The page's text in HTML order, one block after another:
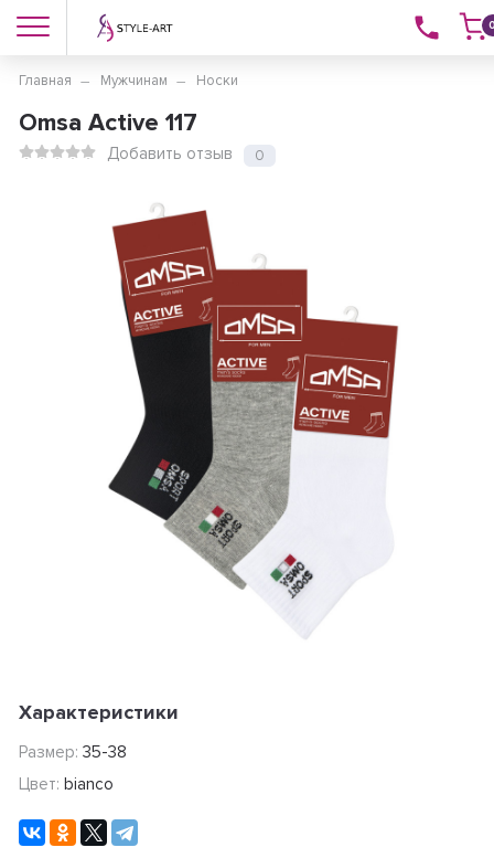
Главная Мужчинам Носки
Omsa Active 117
Добавить отзыв 0
Характеристики
Размер: 35-38
Цвет: bianco